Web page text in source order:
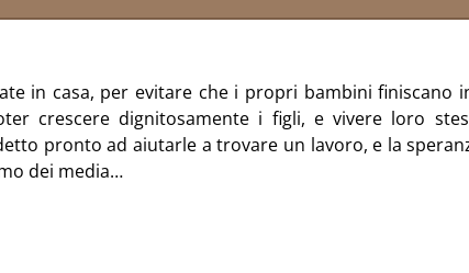
in casa, per evitare che i propri bambini finiscano
crescere dignitosamente i figli, e vivere loro
pronto ad aiutarle a trovare un lavoro, e la
dei media…